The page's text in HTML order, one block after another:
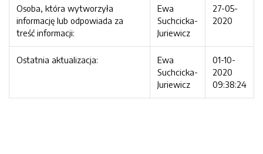
Osoba, która wytworzyła
informację lub odpowiada za
treść informacji:
Ewa
Suchcicka-
Juriewicz
27-05-
2020
Ostatnia aktualizacja:
Ewa
Suchcicka-
Juriewicz
01-10-
2020
09:38:24